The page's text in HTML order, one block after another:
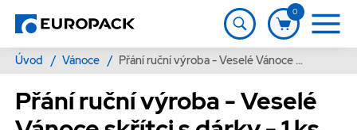
0
Úvod / Vánoce / Přání ruční výroba - Veselé Vánoce skřítci s dárky - 1 ks
Přání ruční výroba - Veselé